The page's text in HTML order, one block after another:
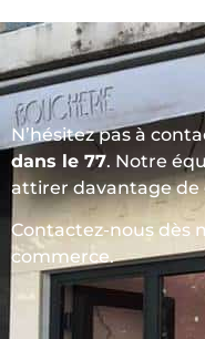
N’hésitez pas à
dans le 77. Notre
attirer davantage de
Contactez-nous dès
commerce.